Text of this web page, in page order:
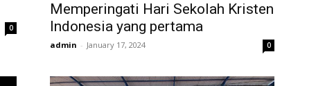
0
Memperingati Hari Sekolah Kristen
Indonesia yang pertama
admin - January 17, 2024 0